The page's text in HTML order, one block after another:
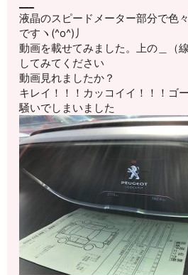
液晶のスピードメーター部分で色
ですヽ(^o^)丿
動画を載せてみました。上の＿（
してみてください
動画見れましたか？
キレイ！！！カッコイイ！！！ゴ
騒いでしまいました